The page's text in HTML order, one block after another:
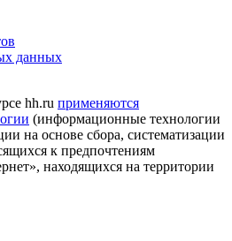
данных
hh.ru применяются
(информационные технологии
на основе сбора, систематизации
к предпочтениям
находящихся на территории